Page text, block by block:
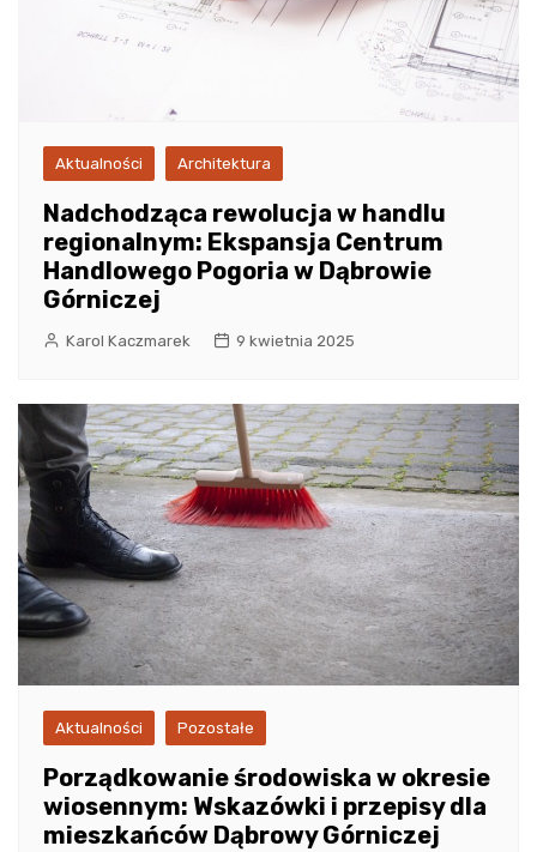
Aktualności Architektura
Nadchodząca rewolucja w handlu
regionalnym: Ekspansja Centrum
Handlowego Pogoria w Dąbrowie
Górniczej
Karol Kaczmarek 9 kwietnia 2025
Aktualności Pozostałe
Porządkowanie środowiska w okresie
wiosennym: Wskazówki i przepisy dla
mieszkańców Dąbrowy Górniczej